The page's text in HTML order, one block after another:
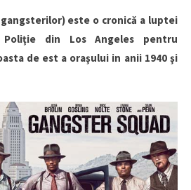
este o cronică a luptei
Poliţie din Los Angeles pentru
de est a oraşului in anii 1940 şi